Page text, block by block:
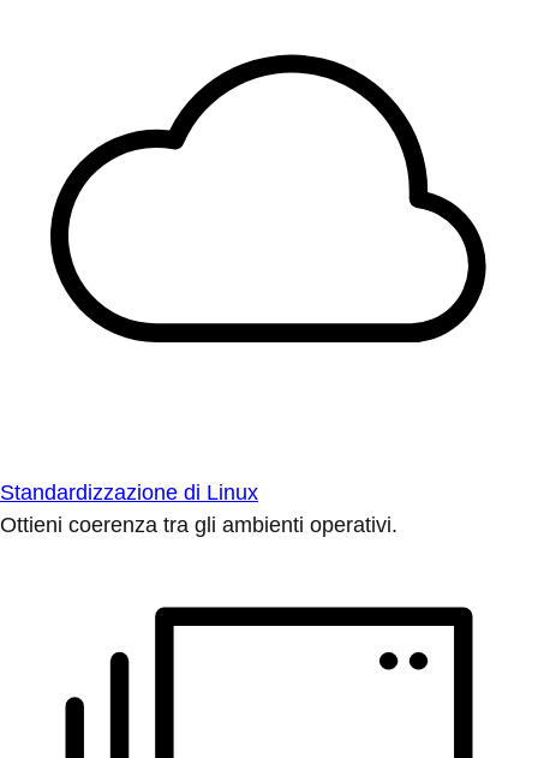
Standardizzazione di Linux
Ottieni coerenza tra gli ambienti operativi.